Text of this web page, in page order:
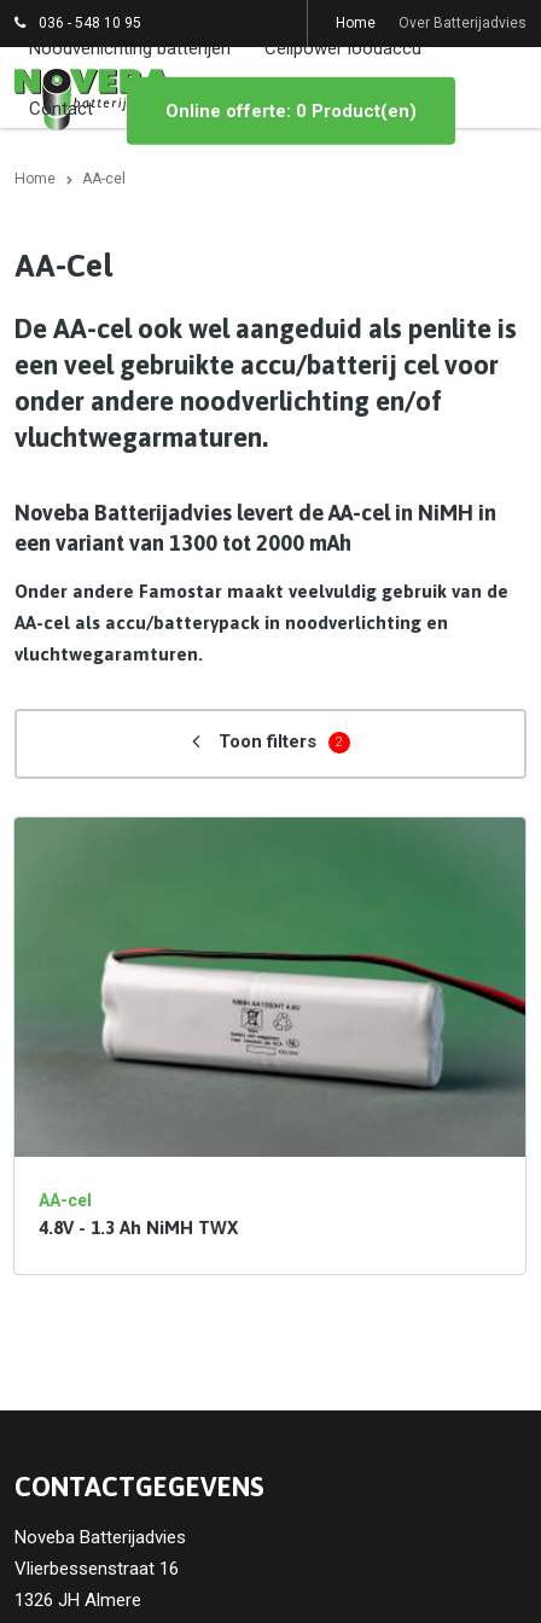
036 - 548 10 95 Home Over Batterijadvies
Noodverlichting batterijen Cellpower loodaccu
Contact Online offerte: 0 Product(en)
Home AA-cel
AA-Cel
De AA-cel ook wel aangeduid als penlite is
een veel gebruikte accu/batterij cel voor
onder andere noodverlichting en/of
vluchtwegarmaturen.
Noveba Batterijadvies levert de AA-cel in NiMH in
een variant van 1300 tot 2000 mAh
Onder andere Famostar maakt veelvuldig gebruik van de
AA-cel als accu/batterypack in noodverlichting en
vluchtwegaramturen.
Toon filters 2
AA-cel
4.8V - 1.3 Ah NiMH TWX
CONTACTGEGEVENS
Noveba Batterijadvies
Vlierbessenstraat 16
1326 JH Almere